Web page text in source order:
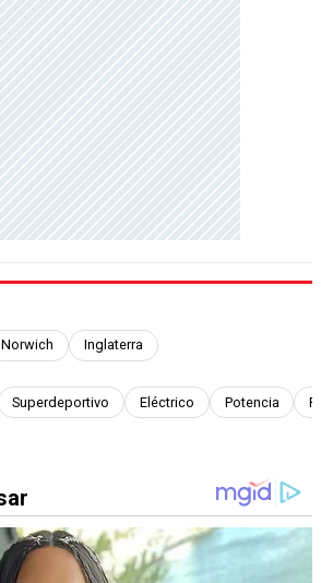
Norwich Inglaterra
Superdeportivo Eléctrico Potencia